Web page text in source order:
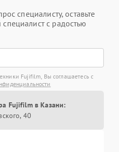
специалисту, оставьте
с радостью
Fujifilm, Вы соглашаетесь с
Fujifilm в Казани:
40